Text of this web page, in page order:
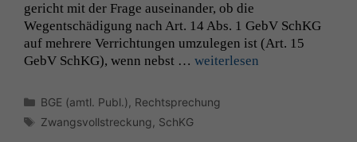
gericht mit der Frage auseinan­der, ob die
Wegentschädi­gung nach Art. 14 Abs. 1 GebV SchKG
auf mehrere Ver­rich­tun­gen umzule­gen ist (Art. 15
GebV SchKG), wenn neb­st … weit­er­lesen
Kategorien
BGE (amtl. Publ.), Rechtsprechung
Schlagwörter
Zwangsvollstreckung, SchKG